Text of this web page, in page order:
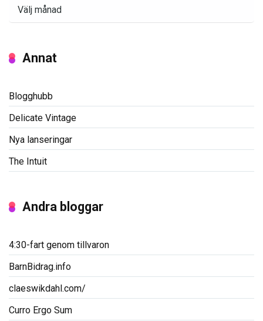
Annat
Blogghubb
Delicate Vintage
Nya lanseringar
The Intuit
Andra bloggar
4:30-fart genom tillvaron
BarnBidrag.info
claeswikdahl.com/
Curro Ergo Sum